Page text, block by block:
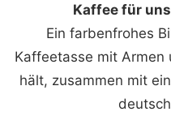
Kaffee für
Ein farbenfrohes
Kaffeetasse mit Armen
hält, zusammen mit